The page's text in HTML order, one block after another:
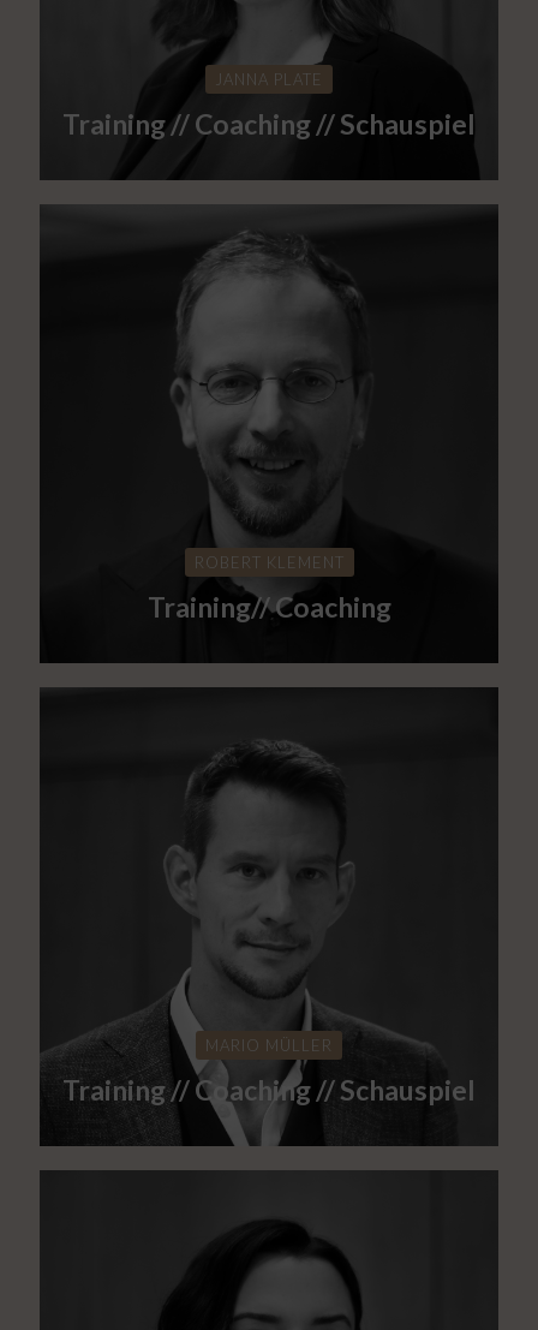
JANNA PLATE
Training // Coaching // Schauspiel
ROBERT KLEMENT
Training// Coaching
MARIO MÜLLER
Training // Coaching // Schauspiel